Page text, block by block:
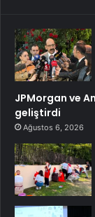
JPMorgan ve
geliştirdi
Ağustos 6, 2026